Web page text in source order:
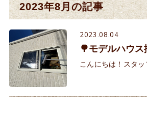
2023年8月の記事
2023.08.04
🌳モデルハウス
こんにちは！スタ
分補給をこまめに